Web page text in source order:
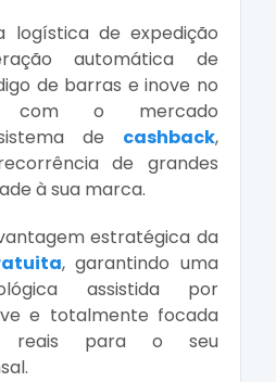
logística de expedição
automática de
de barras e inove no
com o mercado
de cashback,
de grandes
à sua marca.
estratégica da
, garantindo uma
assistida por
e totalmente focada
reais para o seu